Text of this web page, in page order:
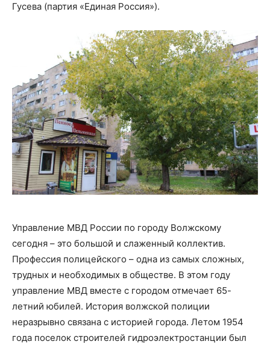
Гусева (партия «Единая Россия»).
Управление МВД России по городу Волжскому
сегодня – это большой и слаженный коллектив.
Профессия полицейского – одна из самых сложных,
трудных и необходимых в обществе. В этом году
управление МВД вместе с городом отмечает 65-
летний юбилей. История волжской полиции
неразрывно связана с историей города. Летом 1954
года поселок строителей гидроэлектростанции был